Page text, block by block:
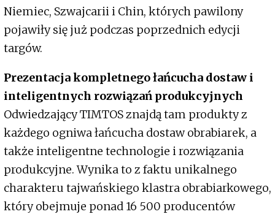
Niemiec, Szwajcarii i Chin, których pawilony
pojawiły się już podczas poprzednich edycji
targów.
Prezentacja kompletnego łańcucha dostaw i
inteligentnych rozwiązań produkcyjnych
Odwiedzający TIMTOS znajdą tam produkty z
każdego ogniwa łańcucha dostaw obrabiarek, a
także inteligentne technologie i rozwiązania
produkcyjne. Wynika to z faktu unikalnego
charakteru tajwańskiego klastra obrabiarkowego,
który obejmuje ponad 16 500 producentów